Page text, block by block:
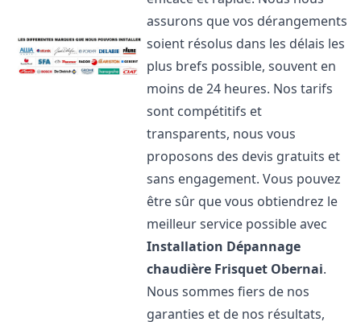
assurons que vos dérangements
soient résolus dans les délais les
plus brefs possible, souvent en
moins de 24 heures. Nos tarifs
sont compétitifs et
transparents, nous vous
proposons des devis gratuits et
sans engagement. Vous pouvez
être sûr que vous obtiendrez le
meilleur service possible avec
Installation Dépannage
chaudière Frisquet Obernai.
Nous sommes fiers de nos
garanties et de nos résultats,